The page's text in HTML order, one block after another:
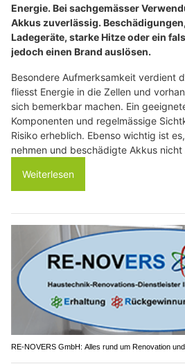
Energie. Bei sachgemässer
Akkus zuverlässig.
Ladegeräte, starke Hitze oder ein
jedoch einen Brand auslösen.
Besondere Aufmerksamkeit verdient
fliesst Energie in die Zellen und
sich bemerkbar machen. Ein
Komponenten und regelmässige
Risiko erheblich. Ebenso wichtig ist
nehmen und beschädigte Akkus
Weiterlesen
RE-NOVERS GmbH: Alles rund um Renovation